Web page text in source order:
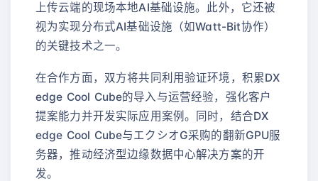
上传云端的现场本地AI基础设施。此外，它还被
视为实现分布式AI基础设施（如Watt-Bit协作）
的关键技术之一。
在合作方面，双方将共同利用验证环境，积累DX
edge Cool Cube的导入与运营经验，强化客户
提案能力并开发实际应用案例。同时，结合DX
edge Cool Cube与エクシオG采购的翻新GPU服
务器，推动经济型边缘数据中心解决方案的开
发。